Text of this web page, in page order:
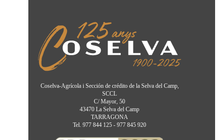
Coselva-Agrícola i Sección de crédito de la Selva del Camp,
SCCL
C/ Mayor, 50
43470 La Selva del Camp
TARRAGONA
Tel. 977 844 125 - 977 845 920